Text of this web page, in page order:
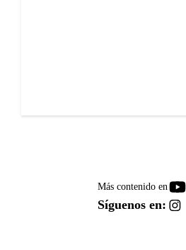
Más contenido en
Síguenos en: